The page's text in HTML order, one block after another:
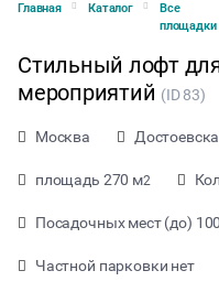
Главная Каталог
Все
площадки
Стильный лофт
мероприятий (ID 83)
Москва
площадь 270 м2
Посадочных мест (до) 100
Частной парковки нет